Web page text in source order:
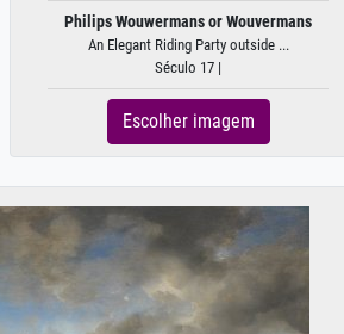
Philips Wouwermans or Wouvermans
An Elegant Riding Party outside ...
Século 17 |
Escolher imagem